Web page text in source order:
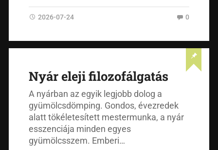
2026-07-24 0
Nyár eleji filozofálgatás
A nyárban az egyik legjobb dolog a
gyümölcsdömping. Gondos, évezredek
alatt tökéletesített mestermunka, a nyár
esszenciája minden egyes
gyümölcsszem. Emberi…